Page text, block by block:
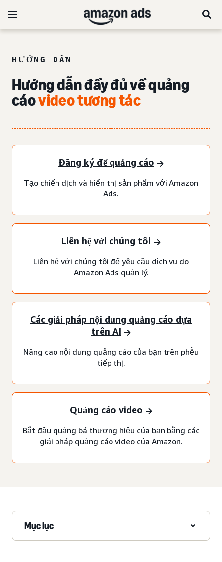
HƯỚNG DẪN
Hướng dẫn đầy đủ về quảng
cáovideo tương tác
Đăng ký để quảng cáo
Tạo chiến dịch và hiển thị sản phẩm với Amazon
Ads.
Liên hệ với chúng tôi
Liên hệ với chúng tôi để yêu cầu dịch vụ do
Amazon Ads quản lý.
Các giải pháp nội dung quảng cáo dựa
trên AI
Nâng cao nội dung quảng cáo của bạn trên phễu
tiếp thị.
Quảng cáo video
Bắt đầu quảng bá thương hiệu của bạn bằng các
giải pháp quảng cáo video của Amazon.
Mục lục